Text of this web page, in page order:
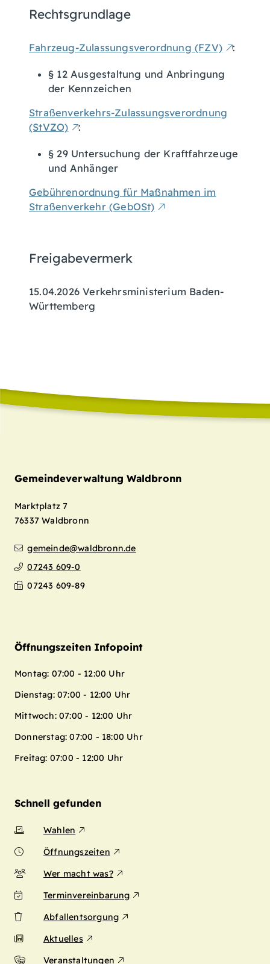
Rechtsgrundlage
Fahrzeug-Zulassungsverordnung (FZV) :
§ 12 Ausgestaltung und Anbringung
der Kennzeichen
Straßenverkehrs-Zulassungsverordnung
(StVZO)
:
§ 29 Untersuchung der Kraftfahrzeuge
und Anhänger
Gebührenordnung für Maßnahmen im
Straßenverkehr (GebOSt)
Freigabevermerk
15.04.2026 Verkehrsministerium Baden-
Württemberg
Gemeindeverwaltung Waldbronn
Marktplatz 7
76337 Waldbronn
gemeinde@waldbronn.de
07243 609-0
07243 609-89
Öffnungszeiten Infopoint
Montag: 07:00 - 12:00 Uhr
Dienstag: 07:00 - 12:00 Uhr
Mittwoch: 07:00 - 12:00 Uhr
Donnerstag: 07:00 - 18:00 Uhr
Freitag: 07:00 - 12:00 Uhr
Schnell gefunden
Wahlen
Öffnungszeiten
Wer macht was?
Terminvereinbarung
Abfallentsorgung
Aktuelles
Veranstaltungen